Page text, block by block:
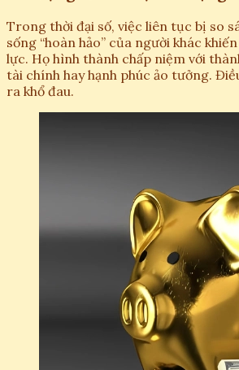
Trong thời đại số, việc liên tục bị so
sống “hoàn hảo” của người khác
lực. Họ hình thành chấp niệm với
tài chính hay hạnh phúc ảo tưởng.
ra khổ đau.